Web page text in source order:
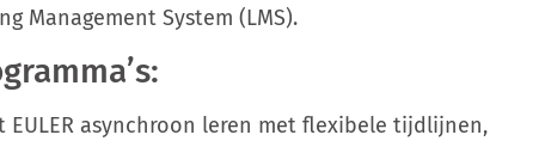
Management System (LMS).
asynchroon leren met flexibele tijdlijnen,